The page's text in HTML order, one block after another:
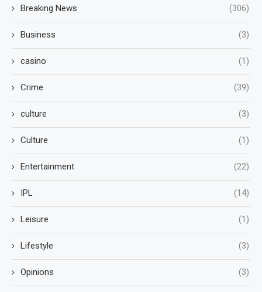
Breaking News (306)
Business (3)
casino (1)
Crime (39)
culture (3)
Culture (1)
Entertainment (22)
IPL (14)
Leisure (1)
Lifestyle (3)
Opinions (3)